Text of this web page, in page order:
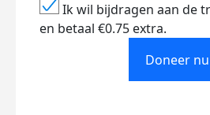
Ik wil bijdragen aan de
en betaal €0.75 extra.
Doneer nu